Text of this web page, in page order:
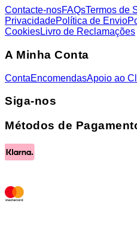
Contacte-nosFAQsTermos de
PrivacidadePolítica de Envio
CookiesLivro de Reclamações
A Minha Conta
ContaEncomendasApoio ao
Siga-nos
Métodos de